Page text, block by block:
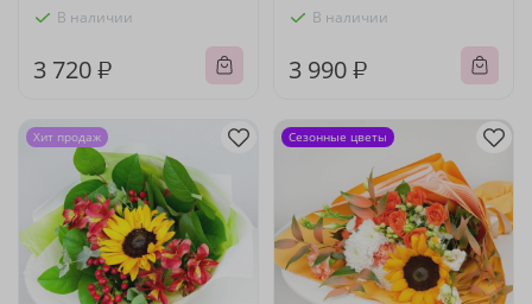
В наличии
3 720 ₽
В наличии
3 990 ₽
Хит продаж Сезонные цветы